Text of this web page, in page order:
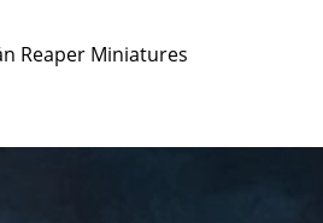
Reaper Miniatures